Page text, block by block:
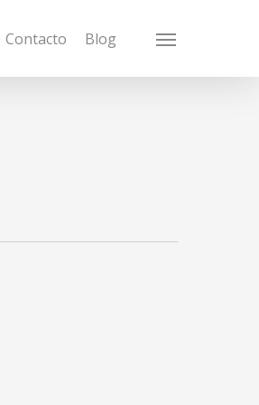
Contacto Blog Menu